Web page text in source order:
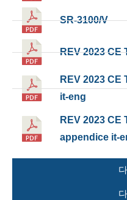
SR-3100/V
REV 2023 CE
REV 2023
it-eng
REV 2023 CE
appendice it-